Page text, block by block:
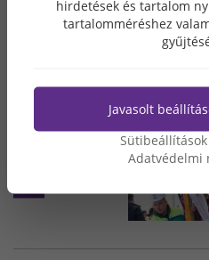
A hivatalos programot
vehettek részt, ahol a jó
hirdetések és tartalom
tartalomméréshez
Javasolt
Adatvédelmi